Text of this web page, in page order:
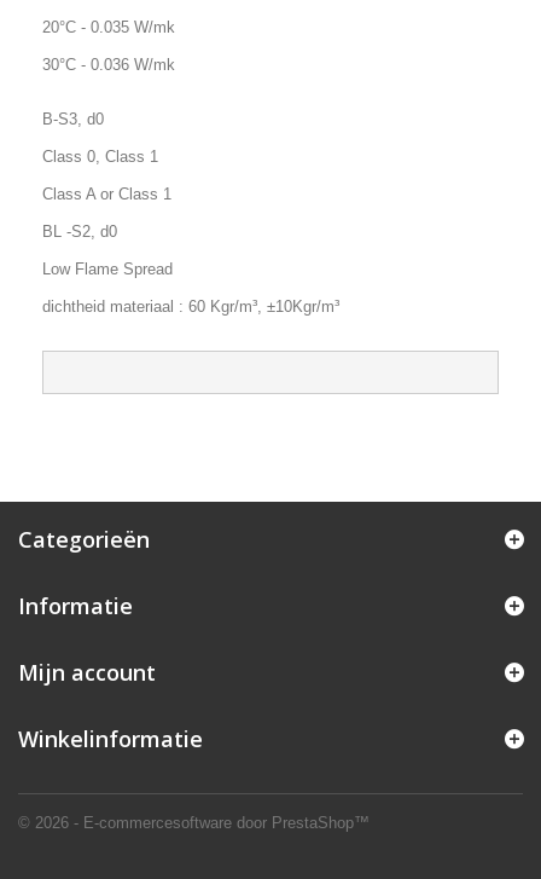
20°C - 0.035 W/mk
30°C - 0.036 W/mk
B-S3, d0
Class 0, Class 1
Class A or Class 1
BL -S2, d0
Low Flame Spread
dichtheid materiaal : 60 Kgr/m³, ±10Kgr/m³
Categorieën
Informatie
© 2026 - E-commercesoftware door PrestaShop™
Mijn account
Winkelinformatie